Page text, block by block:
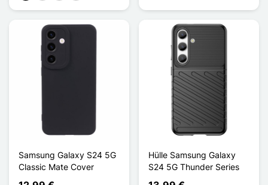
Samsung Galaxy S24 5G
Classic Mate Cover
Hülle Samsung Galaxy
S24 5G Thunder Series